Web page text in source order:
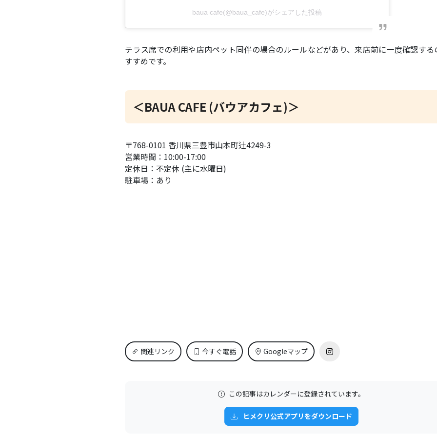
baua cafe(@baua_cafe)がシェアした投稿
テラス席での利用や店内ペット同伴の場合のルールなどがあり、来店前に一度確認する
すすめです。
＜BAUA CAFE (バウアカフェ)＞
〒768-0101 香川県三豊市山本町辻4249-3
営業時間：10:00-17:00
定休日：不定休 (主に水曜日)
駐車場：あり
関連リンク 今すぐ電話 Googleマップ
この記事はカレンダーに登録されています。
ヒメクリ公式アプリをダウンロード